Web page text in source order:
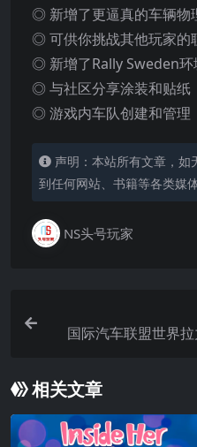
◎ 新增了更逼真的车辆物
◎ 可供你挑战其他玩家的
◎ 新增了Rally Sweden
◎ 与社区分享涂装和贴纸
◎ 游戏内车队创建和管理
声明：本站所有文章，如
到任何网站、书籍等各类媒
NS头号玩家
国际汽车联盟世界
相关文章